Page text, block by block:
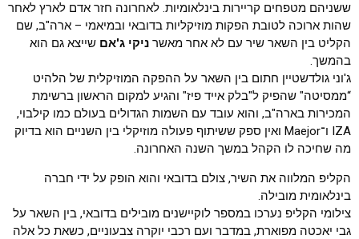
ששניהם מטפחים קריירות בינלאומיות. לאחרונה חזר אדם לארץ לאחר
שהות ארוכה לטובת הפקות מוזיקליות בדובאי ובמיאמי – ארה"ב, שם
הקליט בין השאר שיר עם לא אחר מאשר ניקי ג'אם שייצא גם הוא
בהמשך.
ג'וני גולדשטיין חתום בין השאר על ההפקה המוזיקלית של הלהיט
“ממסיטה" שהפיק ל"בלק אייד פיז" והגיע למקום הראשון ברשימת
המכירות בארה"ב, והוא עובד עם השמות הגדולים בעולם כמו קילבוי,
IZA ו־Maejor ואין ספק ששיתוף פעולה מוזיקלי בין השניים הוא בדיוק
מה שחיכה לו הקהל במשך השנה האחרונה.
הקליפ המלווה את השיר, צולם בדובאי והוא הופק על ידי חברה
בינלאומית מובילה.
צילומי הקליפ נערכו במספר לוקיישנים מובילים בדובאי, בין השאר על
גבי יאכטה מפוארת, במדבר ועם רכבי יוקרה צבעוניים, כשאת כל אלה